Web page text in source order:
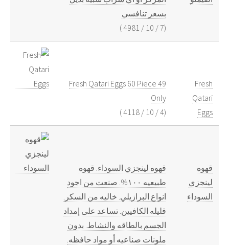
بسعر تنافسي
(
7
/
10
/
4981
)
Fresh
Qatari
Eggs
Fresh Qatari Eggs 60 Piece 49
Only
(
4
/
10
/
4118
)
قهوه
لينجزي
السوداء
قهوه لينجزي السوداء. قهوه
طبيعيه ١٠٠%. صنعت من اجود
انواع البرازيلي. خاليه من السكر.
قليله الكافيين. تساعد على إمداد
الجسم بالطاقه والنشاط. بدون
ملونات صناعيه أو مواد حافظه.